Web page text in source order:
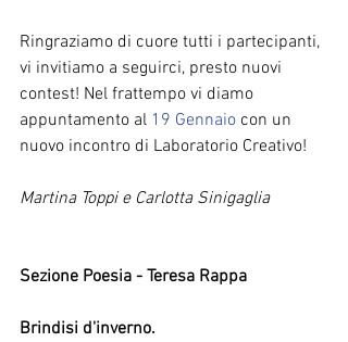
Ringraziamo di cuore tutti i partecipanti,
vi invitiamo a seguirci, presto nuovi
contest! Nel frattempo vi diamo
appuntamento al 19 Gennaio con un
nuovo incontro di Laboratorio Creativo!
Martina Toppi e Carlotta Sinigaglia
Sezione Poesia - Teresa Rappa
Brindisi d'inverno.